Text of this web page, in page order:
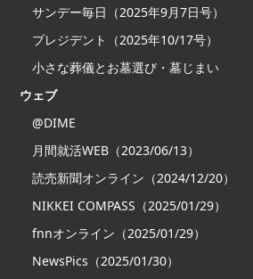
サンデー毎日（2025年9月7日号）
プレジデント（2025年10/17号）
小さな葬儀とお墓選び・墓じまい
ウェブ
@DIME
月間就活WEB（2023/06/13）
読売新聞オンライン（2024/12/20）
NIKKEI COMPASS（2025/01/29）
fnnオンライン（2025/01/29）
NewsPics（2025/01/30）